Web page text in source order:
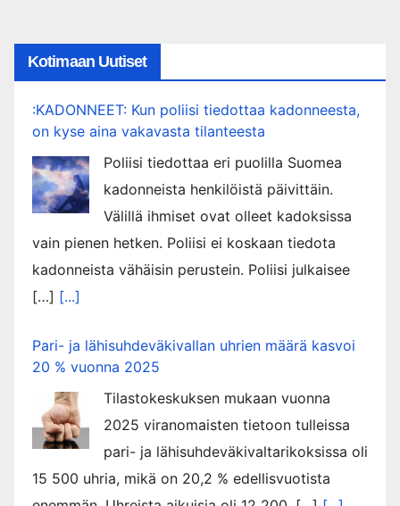
Kotimaan Uutiset
:KADONNEET: Kun poliisi tiedottaa kadonneesta,
on kyse aina vakavasta tilanteesta
Poliisi tiedottaa eri puolilla Suomea
kadonneista henkilöistä päivittäin.
Välillä ihmiset ovat olleet kadoksissa
vain pienen hetken. Poliisi ei koskaan tiedota
kadonneista vähäisin perustein. Poliisi julkaisee
[…] [...]
Pari- ja lähisuhdeväkivallan uhrien määrä kasvoi
20 % vuonna 2025
Tilastokeskuksen mukaan vuonna
2025 viranomaisten tietoon tulleissa
pari- ja lähisuhdeväkivaltarikoksissa oli
15 500 uhria, mikä on 20,2 % edellisvuotista